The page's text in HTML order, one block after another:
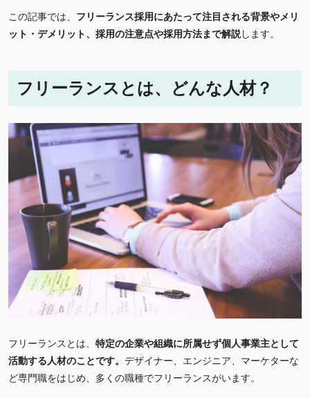
この記事では、 フリーランス採用にあたって注目される背景やメリ
ット・デメリット、採用の注意点や採用方法まで解説します。
フリーランスとは、どんな人材？
フリーランスとは、 特定の企業や組織に所属せず個人事業主として
活動する人材のことです。 デザイナー、エンジニア、マーケターな
ど専門職をはじめ、多くの職種でフリーランスがいます。